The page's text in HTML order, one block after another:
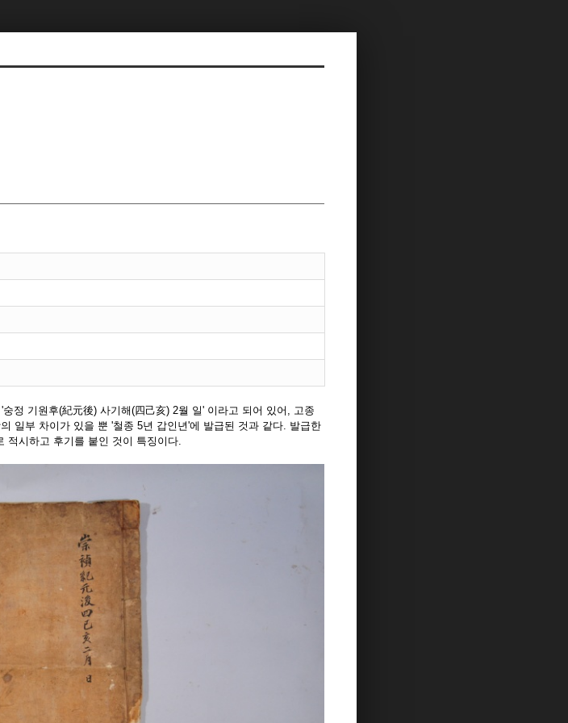
정 기원후(紀元後) 사기해(四己亥) 2월 일' 이라고 되어 있어, 고종
일부 차이가 있을 뿐 '철종 5년 갑인년'에 발급된 것과 같다. 발급한
적시하고 후기를 붙인 것이 특징이다.